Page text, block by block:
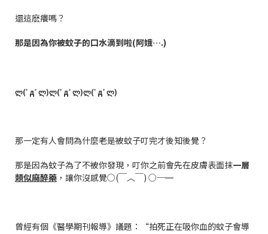
還這麽癢嗎？
那是因為你被蚊子的口水滴到啦(阿娥….)
ლ(ﾟдﾟლ)ლ(ﾟдﾟლ)ლ(ﾟдﾟლ)
那一定有人會問為什麼老是被蚊子叮完才後知後覺？
那是因為蚊子為了不被你發現，叮你之前會先在皮膚表面抹一層
類似麻醉藥 ，讓你沒感覺○(￣︿￣) ○─═
曾經有個《醫學期刊報導》議題：“拍死正在吸你血的蚊子會導